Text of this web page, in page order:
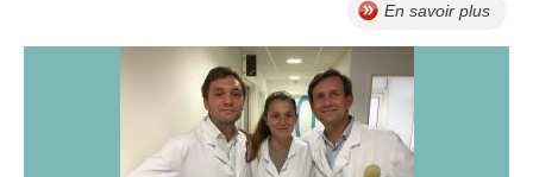
En savoir plus